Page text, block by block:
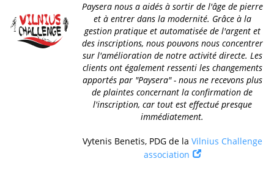
Paysera nous a aidés à sortir de l'âge de pierre
et à entrer dans la modernité. Grâce à la
gestion pratique et automatisée de l'argent et
des inscriptions, nous pouvons nous concentrer
sur l'amélioration de notre activité directe. Les
clients ont également ressenti les changements
apportés par "Paysera" - nous ne recevons plus
de plaintes concernant la confirmation de
l'inscription, car tout est effectué presque
immédiatement.
Vytenis Benetis, PDG de la Vilnius Challenge
association